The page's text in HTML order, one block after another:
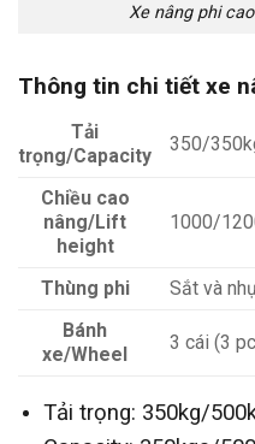
Xe nâng phi
Thông tin chi tiết xe
Tải
trọng/Capacity
350/
Chiều cao
nâng/Lift
height
1000/
Thùng phi
Sắt và
Bánh
xe/Wheel
3 cái (3
Tải trọng: 350kg/